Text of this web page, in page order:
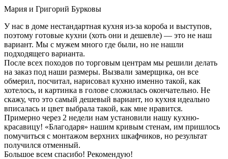
Мария и Григорий Бурковы
У нас в доме нестандартная кухня из-за короба и выступов,
поэтому готовые кухни (хоть они и дешевле) — это не наш
вариант. Мы с мужем много где были, но не нашли
подходящего варианта.
После всех походов по торговым центрам мы решили делать
на заказ под наши размеры. Вызвали замерщика, он все
обмерил, посчитал, нарисовал кухню именно такой, как
хотелось, и картинка в голове сложилась окончательно. Не
скажу, что это самый дешевый вариант, но кухня идеально
вписалась и цвет выбрала такой, как мне нравится.
Примерно через 2 недели нам установили нашу кухню-
красавицу! «Благодаря» нашим кривым стенам, им пришлось
помучиться с монтажом верхних шкафчиков, но результат
получился отменный.
Большое всем спасибо! Рекомендую!